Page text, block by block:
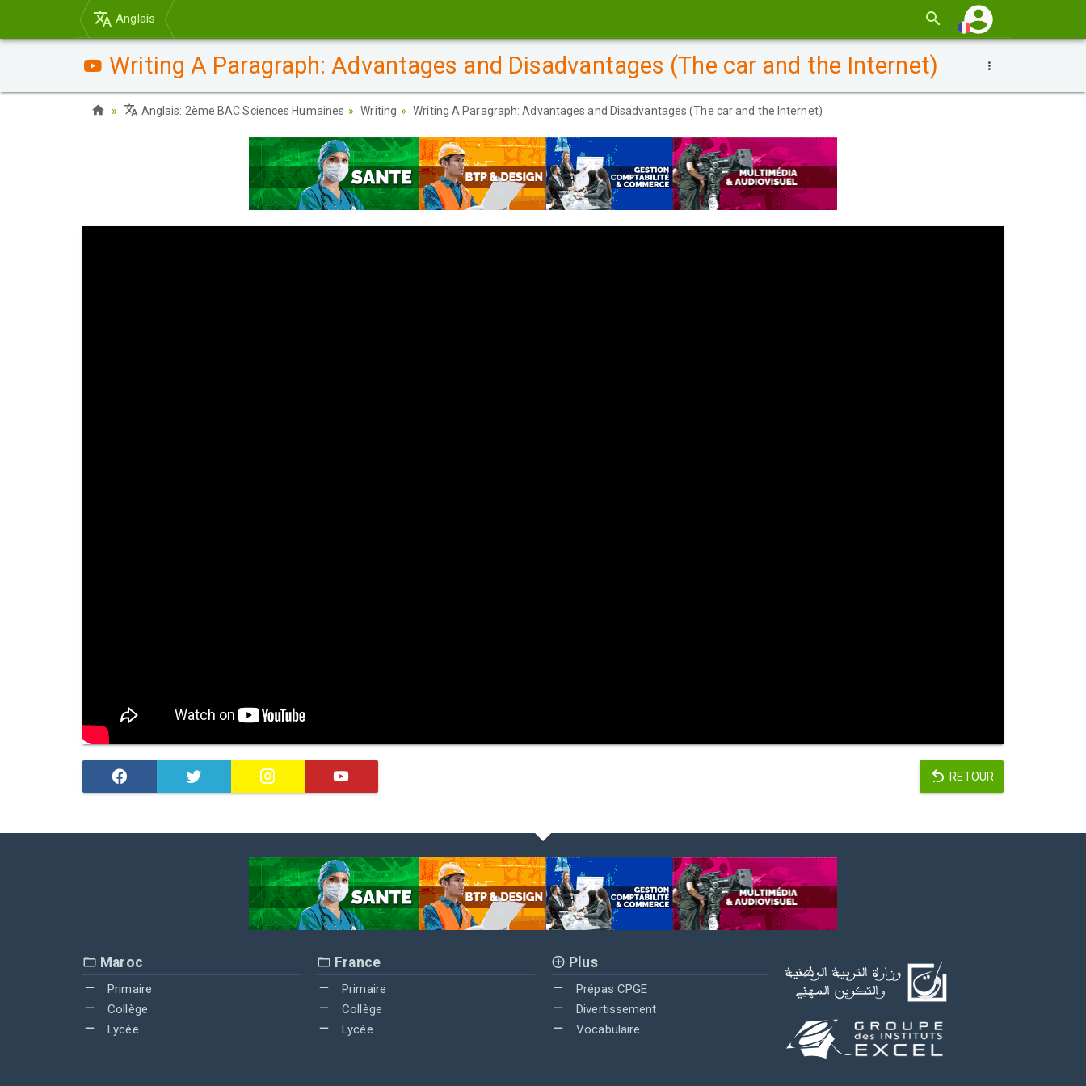
Anglais
Writing A Paragraph: Advantages and Disadvantages (The car and the Internet)
Anglais: 2ème BAC Sciences Humaines Writing Writing A Paragraph: Advantages and Disadvantages (The car and the Internet)
RETOUR
Maroc
Primaire
Collège
Lycée
France
Primaire
Collège
Lycée
Plus
Prépas CPGE
Divertissement
Vocabulaire